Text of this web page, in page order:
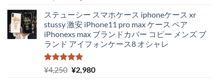
5.00
の評価
価
格
は
¥4,250
で
し
の
価
格
は
で
ステューシー スマホケース iphoneケース xr
stussy 激安 iPhone11 pro max ケース ペア
iPhonexs max ブランドカバー コピー メンズ ブ
ランド アイフォンケース8 オシャレ
5段階中
5.00
の評価
¥4,250 元
¥2,980現